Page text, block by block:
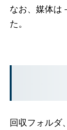
なお、媒体は
た。
回収フォルダ